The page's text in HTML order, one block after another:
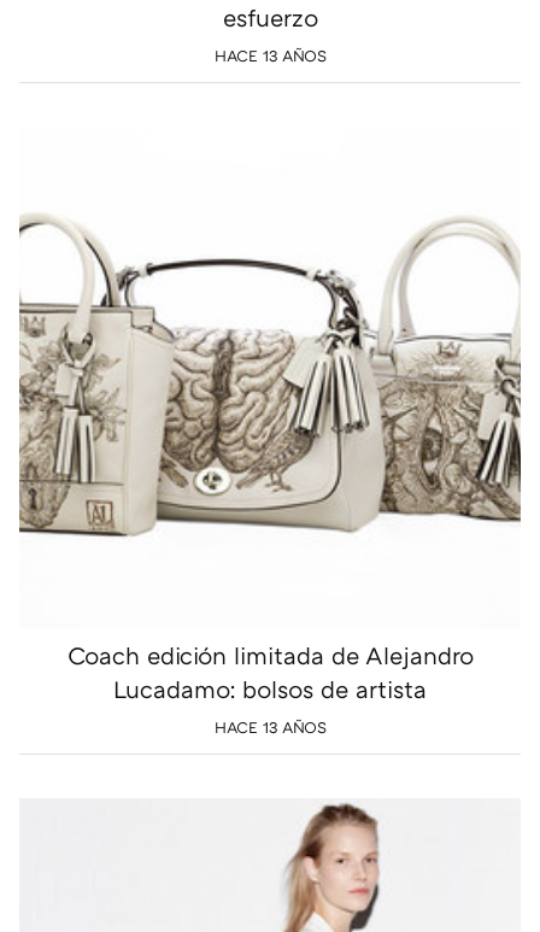
esfuerzo
HACE 13 AÑOS
Coach edición limitada de Alejandro
Lucadamo: bolsos de artista
HACE 13 AÑOS